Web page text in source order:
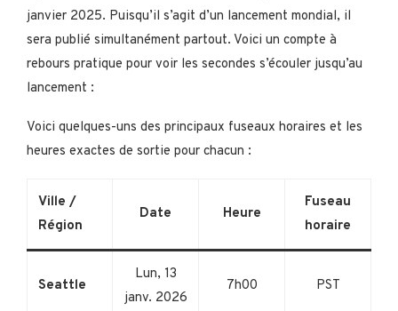
janvier 2025. Puisqu’il s’agit d’un lancement mondial, il
sera publié simultanément partout. Voici un compte à
rebours pratique pour voir les secondes s’écouler jusqu’au
lancement :
Voici quelques-uns des principaux fuseaux horaires et les
heures exactes de sortie pour chacun :
Ville /
Région
Date Heure
Fuseau
horaire
Seattle
Lun, 13
janv. 2026
7h00 PST